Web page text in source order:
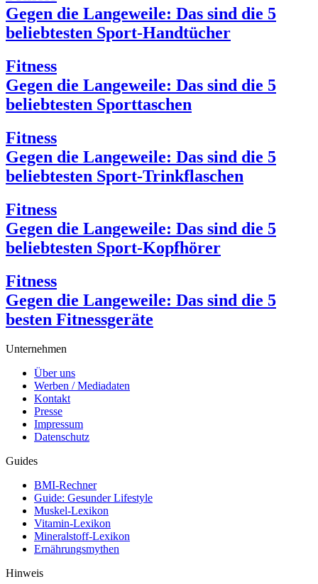
Gegen die Langeweile: Das sind die 5
beliebtesten Sport-Handtücher
Fitness
Gegen die Langeweile: Das sind die 5
beliebtesten Sporttaschen
Fitness
Gegen die Langeweile: Das sind die 5
beliebtesten Sport-Trinkflaschen
Fitness
Gegen die Langeweile: Das sind die 5
beliebtesten Sport-Kopfhörer
Fitness
Gegen die Langeweile: Das sind die 5
besten Fitnessgeräte
Unternehmen
Über uns
Werben / Mediadaten
Kontakt
Presse
Impressum
Datenschutz
Guides
BMI-Rechner
Guide: Gesunder Lifestyle
Muskel-Lexikon
Vitamin-Lexikon
Mineralstoff-Lexikon
Ernährungsmythen
Hinweis